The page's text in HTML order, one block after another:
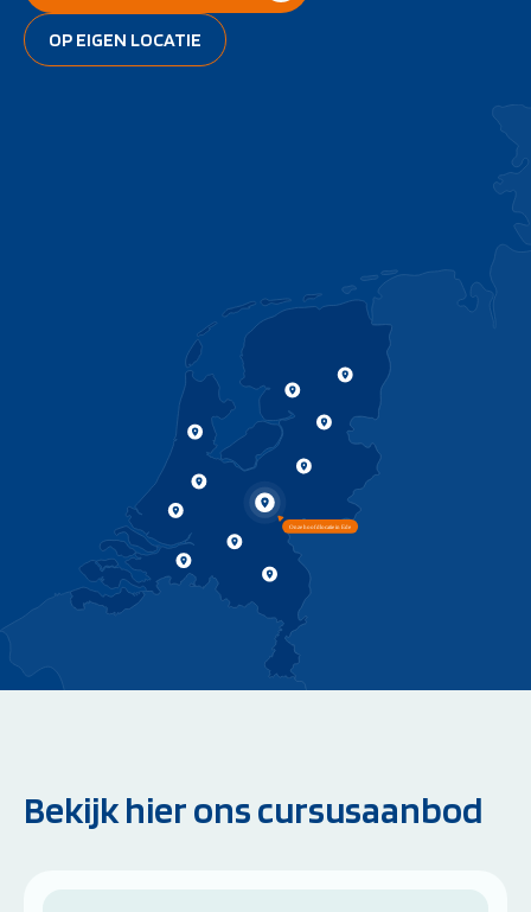
OP EIGEN LOCATIE
Bekijk hier ons cursusaanbod